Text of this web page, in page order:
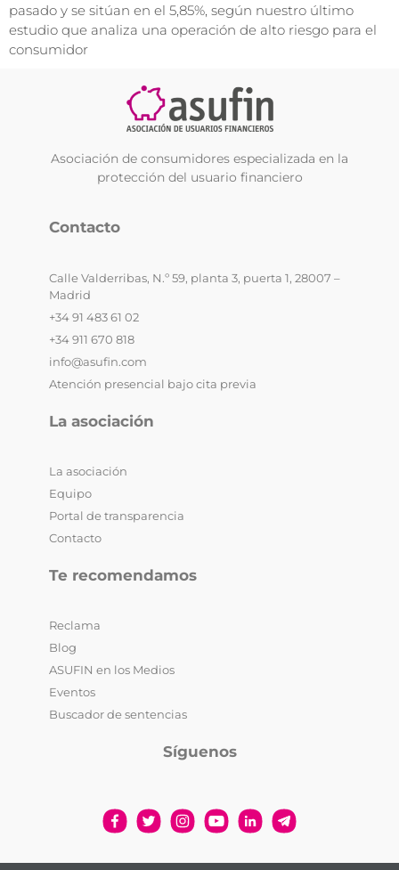
pasado y se sitúan en el 5,85%, según nuestro último
estudio que analiza una operación de alto riesgo para el
consumidor
Asociación de consumidores especializada en la
protección del usuario financiero
Contacto
Calle Valderribas, N.º 59, planta 3, puerta 1, 28007 –
Madrid
+34 91 483 61 02
+34 911 670 818
info@asufin.com
Atención presencial bajo cita previa
La asociación
La asociación
Equipo
Portal de transparencia
Contacto
Te recomendamos
Reclama
Blog
ASUFIN en los Medios
Eventos
Buscador de sentencias
Síguenos